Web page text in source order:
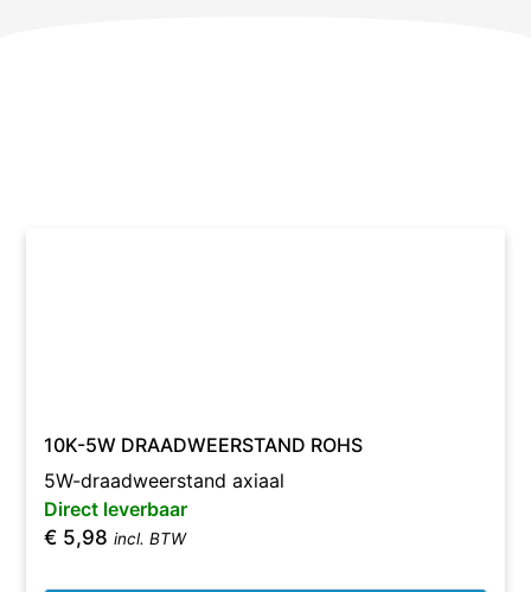
10K-5W DRAADWEERSTAND ROHS
5W-draadweerstand axiaal
Direct leverbaar
€ 5,98 incl. BTW